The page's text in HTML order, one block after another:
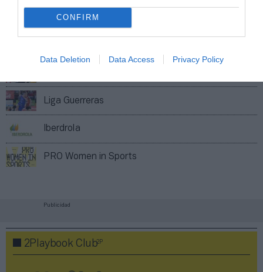
CONFIRM
Data Deletion Data Access Privacy Policy
Liga Guerreras
Iberdrola
PRO Women in Sports
Publicidad
2Playbook Club2P